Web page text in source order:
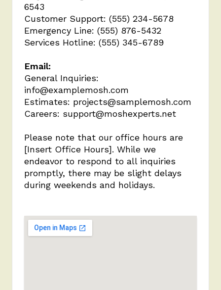
6543
Customer Support: (555) 234-5678
Emergency Line: (555) 876-5432
Services Hotline: (555) 345-6789
Email:
General Inquiries:
info@examplemosh.com
Estimates: projects@samplemosh.com
Careers: support@moshexperts.net
Please note that our office hours are
[Insert Office Hours]. While we
endeavor to respond to all inquiries
promptly, there may be slight delays
during weekends and holidays.